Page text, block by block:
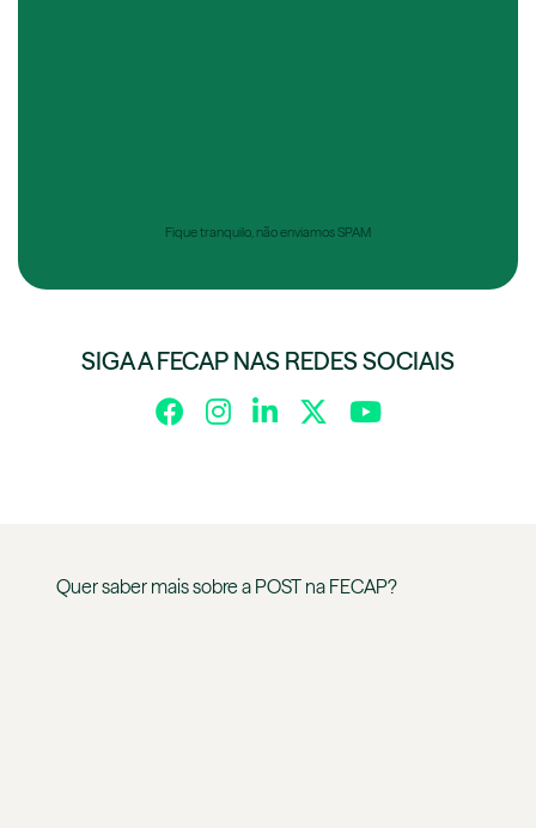
Fique tranquilo, não enviamos SPAM
SIGA A FECAP NAS REDES SOCIAIS
Quer saber mais sobre a POST na FECAP?